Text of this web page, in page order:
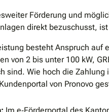
Förderung und
direkt bezuschusst,
besteht Anspruch
von 2 bis unter 100 kW,
sind. Wie hoch die
von Pronovo